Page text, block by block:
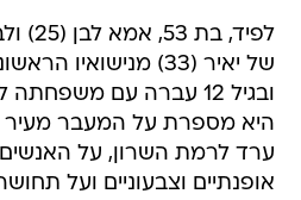
של יאיר (33)
ובגיל 12 עברה עם
היא מספרת על המעבר מעיר
ערד לרמת השרון, על
אופנתיים וצבעוניים ועל